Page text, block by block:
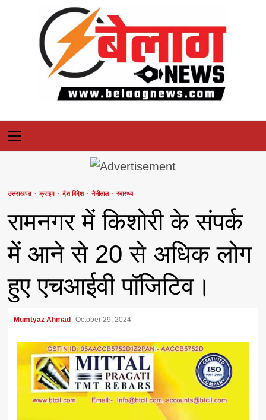
Primary
Menu
उत्तराखण्ड क्राइम देश विदेश नैनीताल स्वास्थ्य
रामनगर में किशोरी के संपर्क
में आने से 20 से अधिक लोग
हुए एचआईवी पॉजिटिव।
Mumtyaz Ahmad October 29, 2024